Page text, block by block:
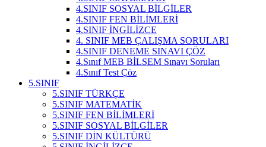
4.SINIF SOSYAL BİLGİLER
4.SINIF FEN BİLİMLERİ
4.SINIF İNGİLİZCE
4. SINIF MEB ÇALIŞMA SORULARI
4.SINIF DENEME SINAVI ÇÖZ
4.Sınıf MEB BİLSEM Sınavı Soruları
4.Sınıf Test Çöz
5.SINIF
5.SINIF TÜRKÇE
5.SINIF MATEMATİK
5.SINIF FEN BİLİMLERİ
5.SINIF SOSYAL BİLGİLER
5.SINIF DİN KÜLTÜRÜ